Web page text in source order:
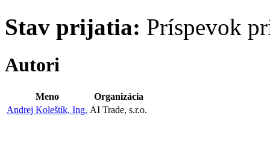
Stav prijatia: Príspevok
Autori
Meno
Organizácia
Andrej Koleštík, Ing. AI Trade, s.r.o.